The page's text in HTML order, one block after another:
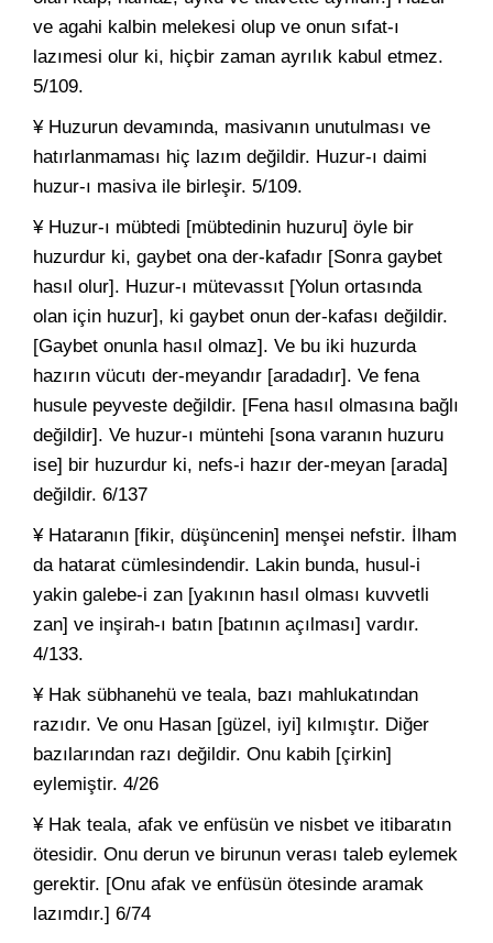
ve agahi kalbin melekesi olup ve onun sıfat-ı
lazımesi olur ki, hiçbir zaman ayrılık kabul etmez.
5/109.
¥ Huzurun devamında, masivanın unutulması ve
hatırlanmaması hiç lazım değildir. Huzur-ı daimi
huzur-ı masiva ile birleşir. 5/109.
¥ Huzur-ı mübtedi [mübtedinin huzuru] öyle bir
huzurdur ki, gaybet ona der-kafadır [Sonra gaybet
hasıl olur]. Huzur-ı mütevassıt [Yolun ortasında
olan için huzur], ki gaybet onun der-kafası değildir.
[Gaybet onunla hasıl olmaz]. Ve bu iki huzurda
hazırın vücutı der-meyandır [aradadır]. Ve fena
husule peyveste değildir. [Fena hasıl olmasına bağlı
değildir]. Ve huzur-ı müntehi [sona varanın huzuru
ise] bir huzurdur ki, nefs-i hazır der-meyan [arada]
değildir. 6/137
¥ Hataranın [fikir, düşüncenin] menşei nefstir. İlham
da hatarat cümlesindendir. Lakin bunda, husul-i
yakin galebe-i zan [yakının hasıl olması kuvvetli
zan] ve inşirah-ı batın [batının açılması] vardır.
4/133.
¥ Hak sübhanehü ve teala, bazı mahlukatından
razıdır. Ve onu Hasan [güzel, iyi] kılmıştır. Diğer
bazılarından razı değildir. Onu kabih [çirkin]
eylemiştir. 4/26
¥ Hak teala, afak ve enfüsün ve nisbet ve itibaratın
ötesidir. Onu derun ve birunun verası taleb eylemek
gerektir. [Onu afak ve enfüsün ötesinde aramak
lazımdır.] 6/74